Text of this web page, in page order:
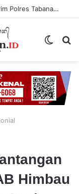
Sekretaris SMSI Tabanan Maju Jadi Kandidat Ketua IMI Bali, Ketua SMSI Tabanan Berikan Dukungan
Switch
Himbau